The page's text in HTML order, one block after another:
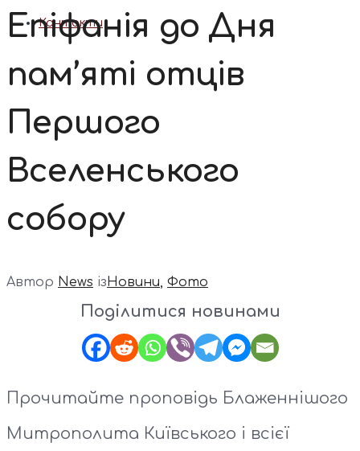
Контакти
Епіфанія до Дня
пам’яті отців
Першого
Вселенського
собору
Автор News ізНовини, Фото
Поділитися новинами
Прочитайте проповідь Блаженнішого
Митрополита Київського і всієї